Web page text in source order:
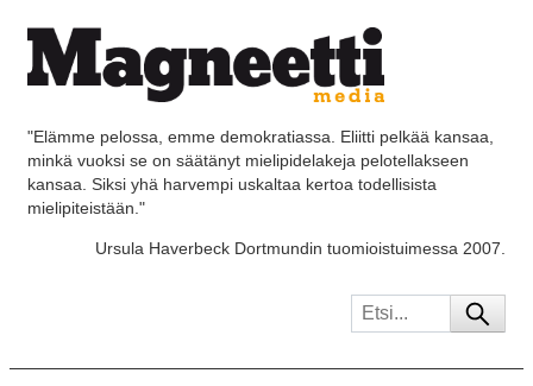
"Elämme pelossa, emme demokratiassa. Eliitti pelkää kansaa,
minkä vuoksi se on säätänyt mielipidelakeja pelotellakseen
kansaa. Siksi yhä harvempi uskaltaa kertoa todellisista
mielipiteistään."
Ursula Haverbeck Dortmundin tuomioistuimessa 2007.